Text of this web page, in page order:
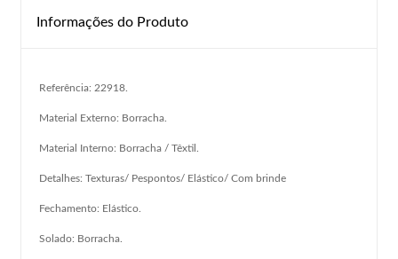
Informações do Produto
Referência: 22918.
Material Externo: Borracha.
Material Interno: Borracha / Têxtil.
Detalhes: Texturas/ Pespontos/ Elástico/ Com brinde
Fechamento: Elástico.
Solado: Borracha.